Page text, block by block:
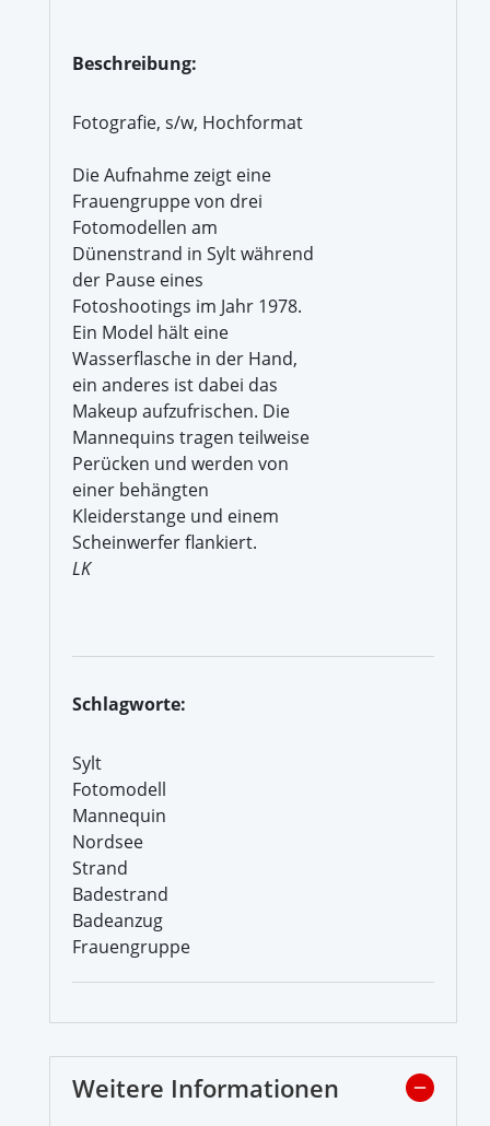
Beschreibung:
Fotografie, s/w, Hochformat
Die Aufnahme zeigt eine
Frauengruppe von drei
Fotomodellen am
Dünenstrand in Sylt während
der Pause eines
Fotoshootings im Jahr 1978.
Ein Model hält eine
Wasserflasche in der Hand,
ein anderes ist dabei das
Makeup aufzufrischen. Die
Mannequins tragen teilweise
Perücken und werden von
einer behängten
Kleiderstange und einem
Scheinwerfer flankiert.
LK
Schlagworte:
Sylt
Fotomodell
Mannequin
Nordsee
Strand
Badestrand
Badeanzug
Frauengruppe
Weitere Informationen